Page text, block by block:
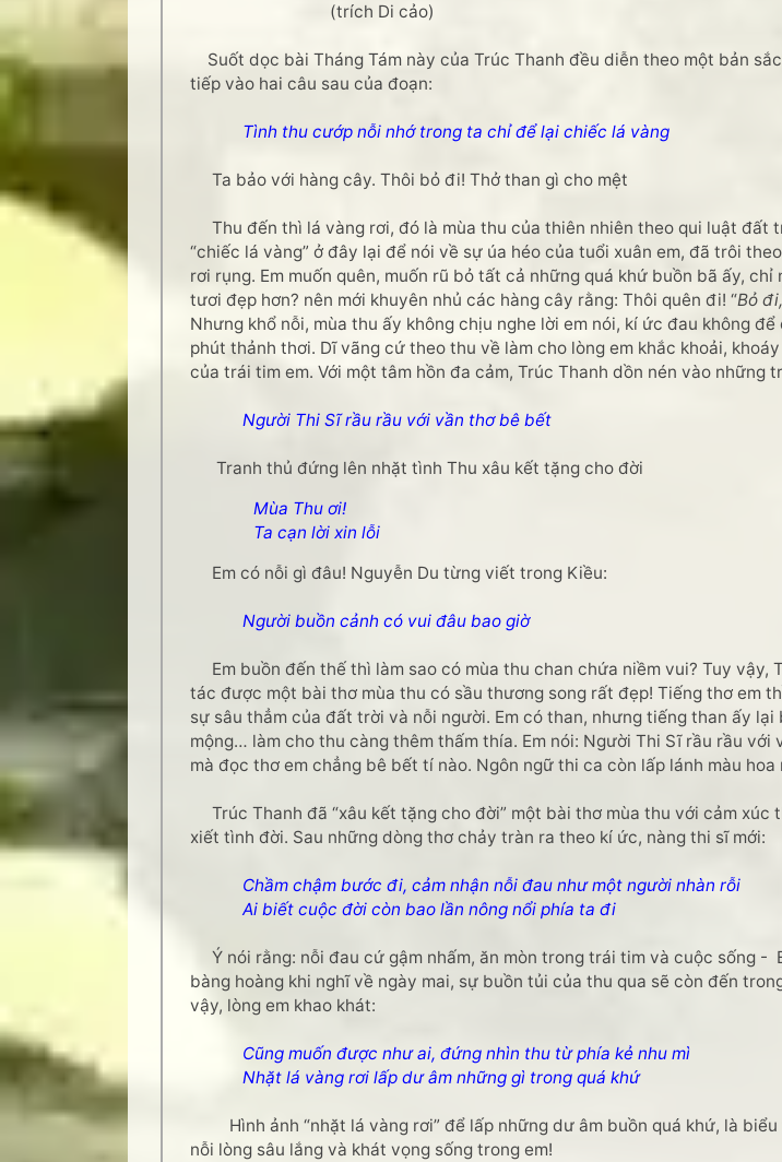
(trích Di cảo)
Suốt dọc bài Tháng Tám này của Trúc Thanh đều diễn theo một bản
tiếp vào hai câu sau của đoạn:
Tình thu cướp nỗi nhớ trong ta chỉ để lại chiếc lá vàng
Ta bảo với hàng cây. Thôi bỏ đi! Thở than gì cho mệt
Thu đến thì lá vàng rơi, đó là mùa thu của thiên nhiên theo qui luật đất
“chiếc lá vàng” ở đây lại để nói về sự úa héo của tuổi xuân em, đã trôi
rơi rụng. Em muốn quên, muốn rũ bỏ tất cả những quá khứ buồn bã ấy, chỉ
tươi đẹp hơn? nên mới khuyên nhủ các hàng cây rằng: Thôi quên đi! “Bỏ
Nhưng khổ nỗi, mùa thu ấy không chịu nghe lời em nói, kí ức đau không
phút thảnh thơi. Dĩ vãng cứ theo thu về làm cho lòng em khắc khoải,
của trái tim em. Với một tâm hồn đa cảm, Trúc Thanh dồn nén vào những
Người Thi Sĩ rầu rầu với vần thơ bê bết
Tranh thủ đứng lên nhặt tình Thu xâu kết tặng cho đời
Mùa Thu ơi!
Ta cạn lời xin lỗi
Em có nỗi gì đâu! Nguyễn Du từng viết trong Kiều:
Người buồn cảnh có vui đâu bao giờ
Em buồn đến thế thì làm sao có mùa thu chan chứa niềm vui? Tuy vậy,
tác được một bài thơ mùa thu có sầu thương song rất đẹp! Tiếng thơ em
sự sâu thẳm của đất trời và nỗi người. Em có than, nhưng tiếng than ấy
mộng… làm cho thu càng thêm thấm thía. Em nói: Người Thi Sĩ rầu rầu với
mà đọc thơ em chẳng bê bết tí nào. Ngôn ngữ thi ca còn lấp lánh màu hoa
Trúc Thanh đã “xâu kết tặng cho đời” một bài thơ mùa thu với cảm xúc
xiết tình đời. Sau những dòng thơ chảy tràn ra theo kí ức, nàng thi sĩ mới:
Chầm chậm bước đi, cảm nhận nỗi đau như một người nhàn rỗi
Ai biết cuộc đời còn bao lần nông nổi phía ta đi
Ý nói rằng: nỗi đau cứ gậm nhấm, ăn mòn trong trái tim và cuộc sống -
bàng hoàng khi nghĩ về ngày mai, sự buồn tủi của thu qua sẽ còn đến
vậy, lòng em khao khát:
Cũng muốn được như ai, đứng nhìn thu từ phía kẻ nhu mì
Nhặt lá vàng rơi lấp dư âm những gì trong quá khứ
Hình ảnh “nhặt lá vàng rơi” để lấp những dư âm buồn quá khứ, là biểu
nỗi lòng sâu lắng và khát vọng sống trong em!